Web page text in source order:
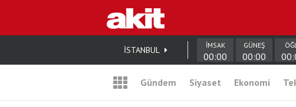
İSTANBUL İMSAK
00:00
GÜNEŞ
00:00
Gündem Siyaset Ekonomi